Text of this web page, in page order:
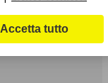
Accetta tutto